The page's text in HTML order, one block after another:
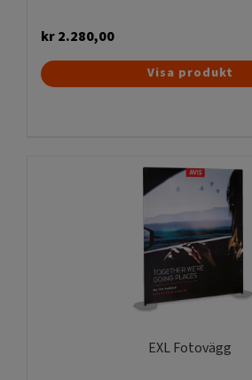
kr2.280,00
Visa produkt
EXL Fotovägg